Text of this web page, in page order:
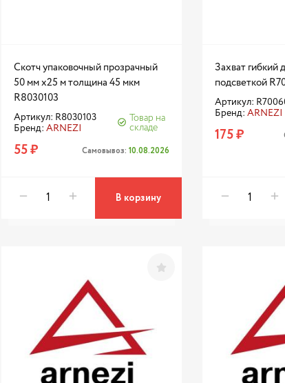
Скотч упаковочный прозрачный
50 мм x25 м толщина 45 мкм
R8030103
Артикул: R8030103
Бренд: ARNEZI
Товар на
складе
55 ₽ Самовывоз:10.08.2026
В корзину
Захват гибкий
подсветкой
Артикул:
Бренд:ARNEZI
175 ₽